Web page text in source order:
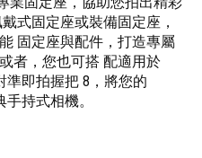
式固定座或裝備固定座，
固定座與配件，打造專屬
者，您也可搭 配適用於
準即拍握把 8，將您的
手持式相機。